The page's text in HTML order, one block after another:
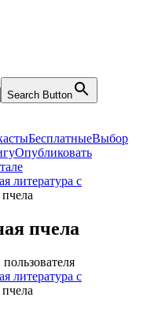
Search Button
БесплатныеВыбор
Опубликовать
литература с
пчела
пользователя
литература с